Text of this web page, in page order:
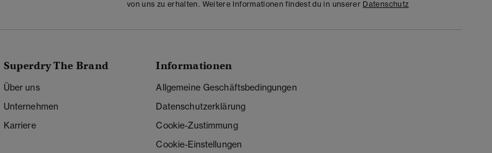
von uns zu erhalten. Weitere Informationen findest du in unserer Datenschutz
Superdry The Brand
Über uns
Unternehmen
Karriere
Informationen
Allgemeine Geschäftsbedingungen
Datenschutzerklärung
Cookie-Zustimmung
Cookie-Einstellungen